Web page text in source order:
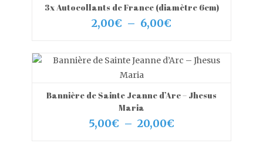
20,00€
VIEW MORE
3x Autocollants de France (diamètre 6cm)
2,00€ – 6,00€
2,00€
CHOIX DES OPTIONS
Bannière de Sainte Jeanne d’Arc – Jhesus
Maria
5,00€ – 20,00€